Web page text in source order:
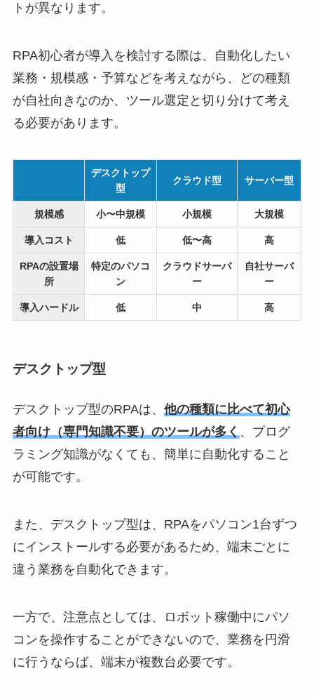
トが異なります。
RPA初心者が導入を検討する際は、自動化したい
業務・規模感・予算などを考えながら、どの種類
が自社向きなのか、ツール選定と切り分けて考え
る必要があります。
デスクトップ
型
クラウド型 サーバー型
規模感 小〜中規模 小規模 大規模
導入コスト 低 低〜高 高
RPAの設置場
所
特定のパソコ
ン
クラウドサーバ
ー
自社サーバ
ー
導入ハードル 低 中 高
デスクトップ型
デスクトップ型のRPAは、 他の種類に比べて初心
者向け（専門知識不要）のツールが多く、プログ
ラミング知識がなくても、簡単に自動化すること
が可能です。
また、デスクトップ型は、RPAをパソコン1台ずつ
にインストールする必要があるため、端末ごとに
違う業務を自動化できます。
一方で、注意点としては、ロボット稼働中にパソ
コンを操作することができないので、業務を円滑
に行うならば、端末が複数台必要です。